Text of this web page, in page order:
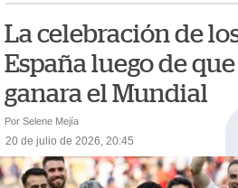
La celebración de
España luego de
ganara el Mundial
Por Selene Mejía
20 de julio de 2026, 20:45